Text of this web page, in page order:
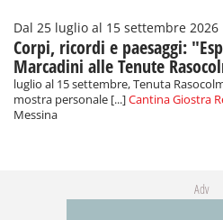
Dal 25 luglio al 15 settembre 2026
Corpi, ricordi e paesaggi:
Marcadini alle Tenute
luglio al 15 settembre, Tenuta
mostra personale [...]Cantina Giostra
Messina
Adv